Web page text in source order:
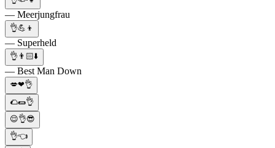
— Meerjungfrau
👌💪👦
— Superheld
👌👨🏻⬇️
— Best Man Down
💋❤👌
🌮🌯👌
😌👌😎
👌👈